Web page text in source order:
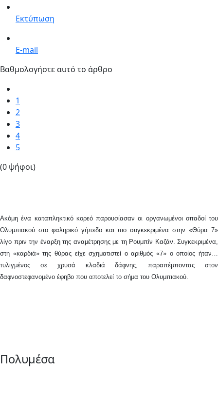
Εκτύπωση
E-mail
Βαθμολογήστε αυτό το άρθρο
1
2
3
4
5
(0 ψήφοι)
Ακόμη ένα καταπληκτικό κορεό παρουσίασαν οι οργανωμένοι οπαδοί του
Ολυμπιακού στο φαληρικό γήπεδο και πιο συγκεκριμένα στην «Θύρα 7»
λίγο πριν την έναρξη της αναμέτρησης με τη Ρουμπίν Καζάν. Συγκεκριμένα,
στη «καρδιά» της θύρας είχε σχηματιστεί ο αριθμός «7» ο οποίος ήταν…
τυλιγμένος σε χρυσά κλαδιά δάφνης, παραπέμποντας στον
δαφνοστεφανομένο έφηβο που αποτελεί το σήμα του Ολυμπιακού.
Πολυμέσα